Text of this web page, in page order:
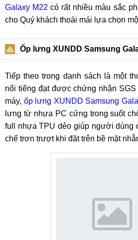
Galaxy M22 có rất nhiều màu sắc
cho Quý khách thoái mái lựa chọn
Ốp lưng XUNDD Samsung
Tiếp theo trong danh sách là một
nổi tiếng đạt được chứng nhận
máy, ốp lưng XUNDD Samsung
lưng từ nhựa PC cứng trong suốt
full nhựa TPU dẻo giúp người dùng
chế trơn trượt khi đặt trên bề mặt